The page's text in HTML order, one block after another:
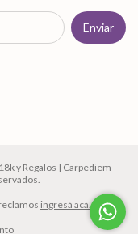
y Regalos | Carpediem -
ingresá acá.